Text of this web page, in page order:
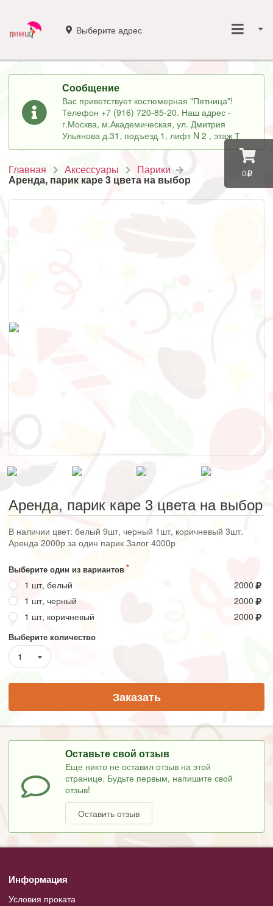
0
Выберите адрес
Сообщение
Вас приветствует костюмерная "Пятница"!
Телефон +7 (916) 720-85-20. Наш адрес -
г.Москва, м.Академическая, ул. Дмитрия
Ульянова д.31, подъезд 1, лифт N 2 , этаж Т
Главная Аксессуары Парики
Аренда, парик каре 3 цвета на выбор
Аренда, парик каре 3 цвета на выбор
В наличии цвет: белый 9шт, черный 1шт, коричневый 3шт.
Аренда 2000р за один парик Залог 4000р
Выберите один из вариантов
1 шт, белый
2000
1 шт, черный
2000
1 шт, коричневый
2000
Выберите количество
1
Заказать
Оставьте свой отзыв
Еще никто не оставил отзыв на этой
странице. Будьте первым, напишите свой
отзыв!
Оставить отзыв
Информация
Условия проката